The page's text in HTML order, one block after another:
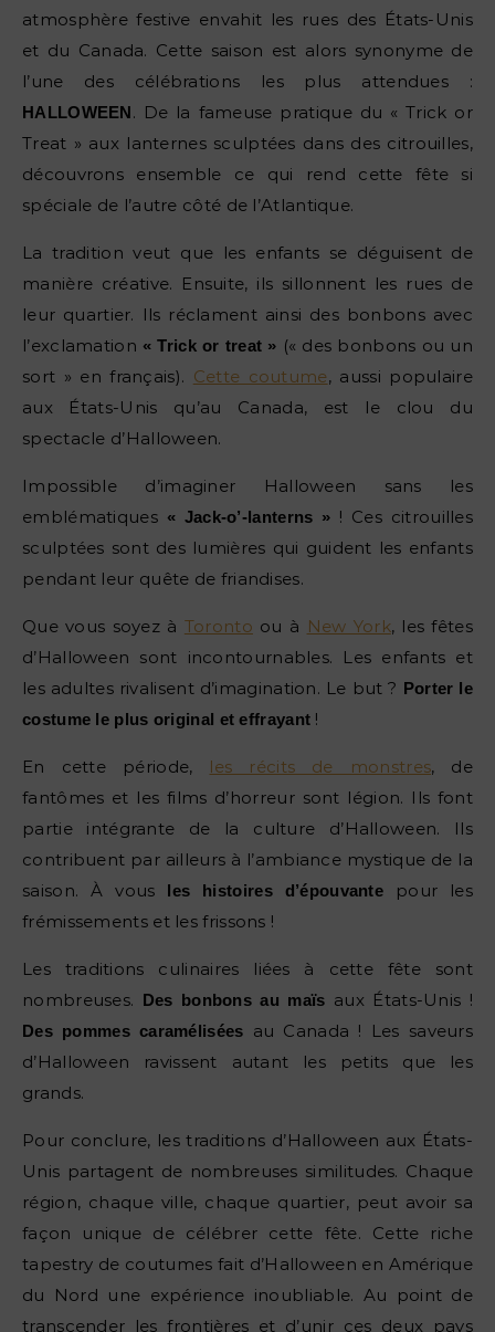
atmosphère festive envahit les rues des États-Unis
et du Canada. Cette saison est alors synonyme de
l’une des célébrations les plus attendues :
HALLOWEEN. De la fameuse pratique du « Trick or
Treat » aux lanternes sculptées dans des citrouilles,
découvrons ensemble ce qui rend cette fête si
spéciale de l’autre côté de l’Atlantique.
La tradition veut que les enfants se déguisent de
manière créative. Ensuite, ils sillonnent les rues de
leur quartier. Ils réclament ainsi des bonbons avec
l’exclamation « Trick or treat » (« des bonbons ou un
sort » en français). Cette coutume, aussi populaire
aux États-Unis qu’au Canada, est le clou du
spectacle d’Halloween.
Impossible d’imaginer Halloween sans les
emblématiques « Jack-o’-lanterns » ! Ces citrouilles
sculptées sont des lumières qui guident les enfants
pendant leur quête de friandises.
Que vous soyez à Toronto ou à New York, les fêtes
d’Halloween sont incontournables. Les enfants et
les adultes rivalisent d’imagination. Le but ? Porter le
costume le plus original et effrayant !
En cette période, les récits de monstres, de
fantômes et les films d’horreur sont légion. Ils font
partie intégrante de la culture d’Halloween. Ils
contribuent par ailleurs à l’ambiance mystique de la
saison. À vous les histoires d’épouvante pour les
frémissements et les frissons !
Les traditions culinaires liées à cette fête sont
nombreuses. Des bonbons au maïs aux États-Unis !
Des pommes caramélisées au Canada ! Les saveurs
d’Halloween ravissent autant les petits que les
grands.
Pour conclure, les traditions d’Halloween aux États-
Unis partagent de nombreuses similitudes. Chaque
région, chaque ville, chaque quartier, peut avoir sa
façon unique de célébrer cette fête. Cette riche
tapestry de coutumes fait d’Halloween en Amérique
du Nord une expérience inoubliable. Au point de
transcender les frontières et d’unir ces deux pays